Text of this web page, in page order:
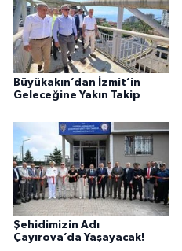
Büyükakın’dan İzmit’in
Geleceğine Yakın Takip
Şehidimizin Adı
Çayırova’da Yaşayacak!